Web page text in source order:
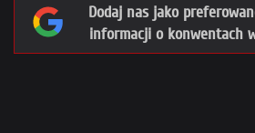
Dodaj nas jako
informacji o konwentach